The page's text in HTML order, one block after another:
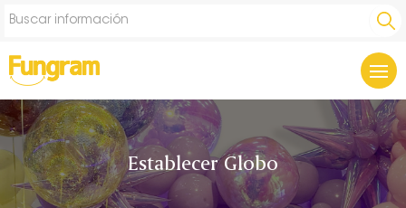
Establecer Globo